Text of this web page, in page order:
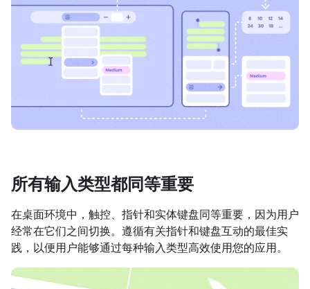
所有输入类型都同等重要
在桌面环境中，触控、指针和实体键盘同等重要，因为用户
经常在它们之间切换。遵循有关指针和键盘互动的最佳实
践，以便用户能够通过每种输入类型高效使用您的应用。